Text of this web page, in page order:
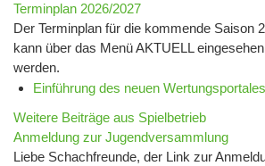
Terminplan 2026/2027
Der Terminplan für die kommende Saison
kann über das Menü AKTUELL
werden.
Einführung des neuen
Weitere Beiträge aus Spielbetrieb
Anmeldung zur Jugendversammlung
Liebe Schachfreunde, der Link zur